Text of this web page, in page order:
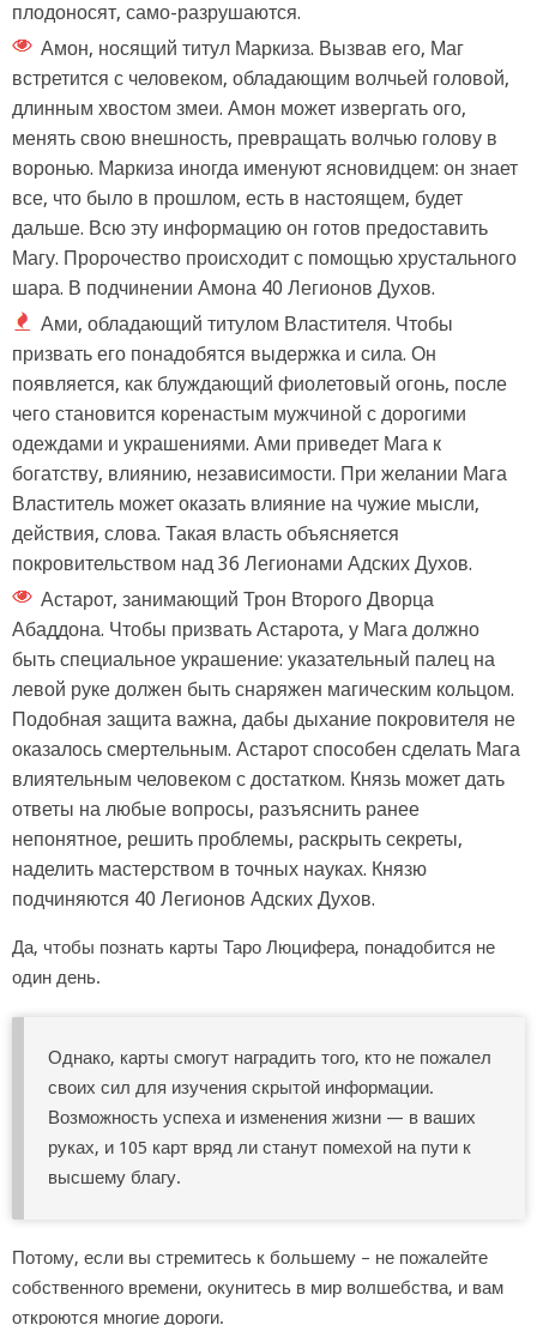
плодоносят, само-разрушаются.
Амон, носящий титул Маркиза. Вызвав его, Маг
встретится с человеком, обладающим волчьей головой,
длинным хвостом змеи. Амон может извергать ого,
менять свою внешность, превращать волчью голову в
воронью. Маркиза иногда именуют ясновидцем: он знает
все, что было в прошлом, есть в настоящем, будет
дальше. Всю эту информацию он готов предоставить
Магу. Пророчество происходит с помощью хрустального
шара. В подчинении Амона 40 Легионов Духов.
Ами, обладающий титулом Властителя. Чтобы
призвать его понадобятся выдержка и сила. Он
появляется, как блуждающий фиолетовый огонь, после
чего становится коренастым мужчиной с дорогими
одеждами и украшениями. Ами приведет Мага к
богатству, влиянию, независимости. При желании Мага
Властитель может оказать влияние на чужие мысли,
действия, слова. Такая власть объясняется
покровительством над 36 Легионами Адских Духов.
Астарот, занимающий Трон Второго Дворца
Абаддона. Чтобы призвать Астарота, у Мага должно
быть специальное украшение: указательный палец на
левой руке должен быть снаряжен магическим кольцом.
Подобная защита важна, дабы дыхание покровителя не
оказалось смертельным. Астарот способен сделать Мага
влиятельным человеком с достатком. Князь может дать
ответы на любые вопросы, разъяснить ранее
непонятное, решить проблемы, раскрыть секреты,
наделить мастерством в точных науках. Князю
подчиняются 40 Легионов Адских Духов.
Да, чтобы познать карты Таро Люцифера, понадобится не
один день.
Однако, карты смогут наградить того, кто не пожалел
своих сил для изучения скрытой информации.
Возможность успеха и изменения жизни — в ваших
руках, и 105 карт вряд ли станут помехой на пути к
высшему благу.
Потому, если вы стремитесь к большему – не пожалейте
собственного времени, окунитесь в мир волшебства, и вам
откроются многие дороги.